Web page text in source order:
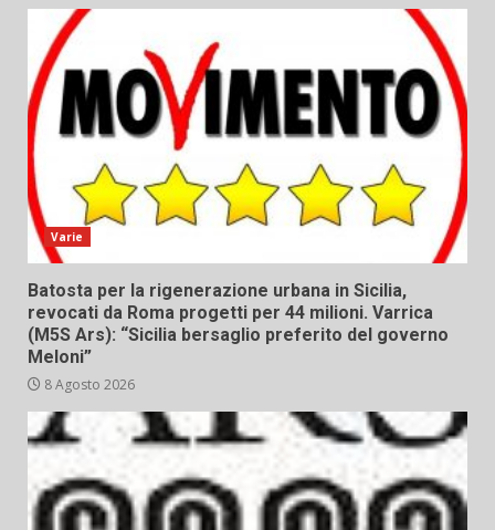
Varie
Batosta per la rigenerazione urbana in Sicilia,
revocati da Roma progetti per 44 milioni. Varrica
(M5S Ars): “Sicilia bersaglio preferito del governo
Meloni”
8 Agosto 2026